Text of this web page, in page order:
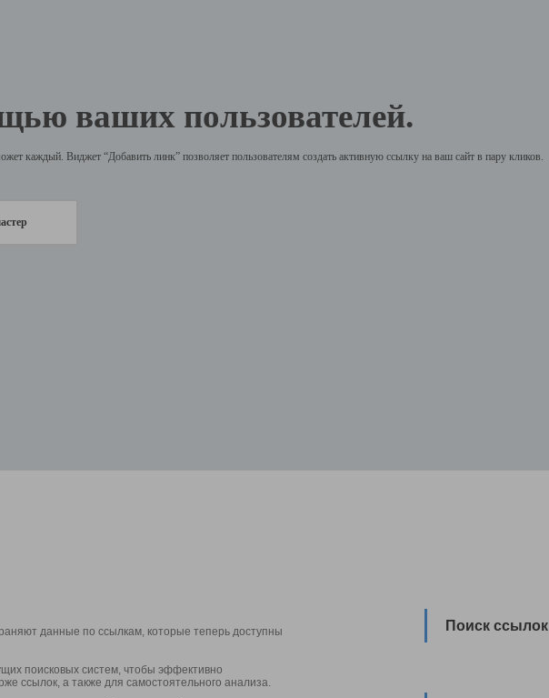
ваших пользователей.
каждый. Виджет “Добавить линк” позволяет пользователям создать активную ссылку на ваш сайт в пару кликов.
данные по ссылкам, которые теперь доступны
поисковых систем, чтобы эффективно
ссылок, а также для самостоятельного анализа.
Поиск ссылок